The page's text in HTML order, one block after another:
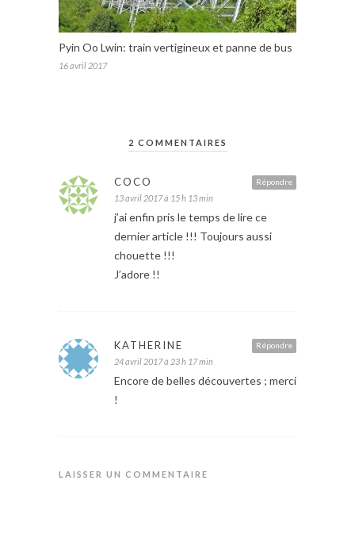
Pyin Oo Lwin: train vertigineux et panne de bus
16 avril 2017
2 COMMENTAIRES
Répondre
COCO
13 avril 2017 à 15 h 13 min
j’ai enfin pris le temps de lire ce
dernier article !!! Toujours aussi
chouette !!!
J’adore !!
Répondre
KATHERINE
24 avril 2017 à 23 h 17 min
Encore de belles découvertes ; merci
!
LAISSER UN COMMENTAIRE